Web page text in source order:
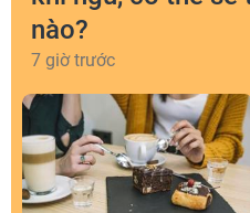
nào?
7 giờ trước